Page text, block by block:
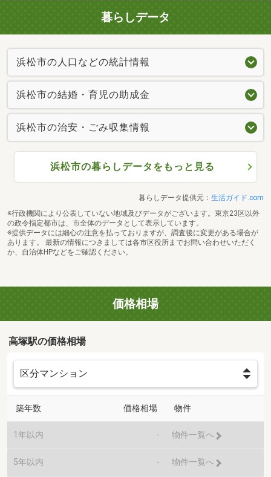
暮らしデータ
浜松市の人口などの統計情報
浜松市の結婚・育児の助成金
浜松市の治安・ごみ収集情報
浜松市の暮らしデータをもっと見る
暮らしデータ提供元： 生活ガイド.com
※行政機関により公表していない地域及びデータがございます。東京23区以外
の政令指定都市は、市全体のデータとして表示しています。
※提供データには細心の注意を払っておりますが、調査後に変更がある場合が
あります。 最新の情報につきましては各市区役所までお問い合わせいただく
か、自治体HPなどをご確認ください。
価格相場
高塚駅の価格相場
築年数 価格相場 物件
1年以内 - 物件一覧へ
5年以内 - 物件一覧へ